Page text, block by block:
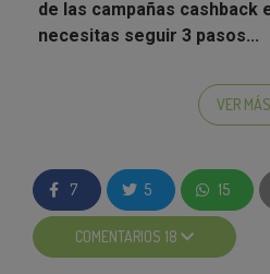
de las campañas cashback
necesitas seguir 3 pasos...
un producto de la nueva
y guarda el
en la zona de
Te devolvemos el
días hábiles, tras la
recibirás una
VER MÁS
7 5 15
COMENTARIOS 18